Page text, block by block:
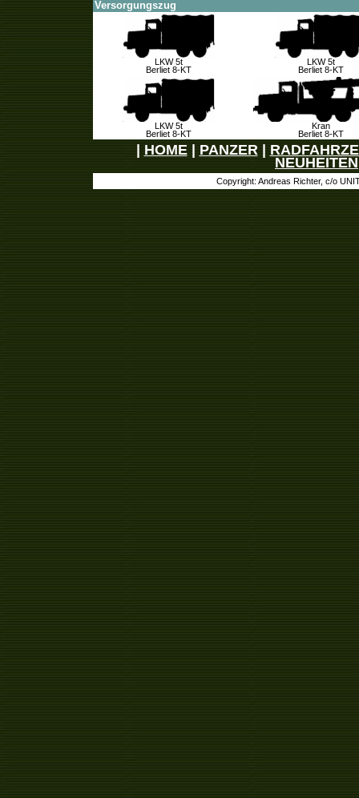
Versorgungszug
LKW 5t
Berliet 8-KT
LKW 5t
Berliet 8-KT
LKW 5t
Berliet 8-KT
Kran
Berliet 8-KT
|HOME|PANZER|
NEUHEITEN
Copyright: Andreas Richter, c/o